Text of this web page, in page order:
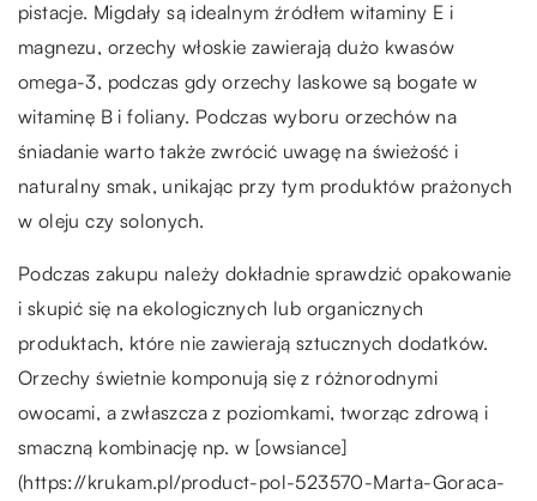
pistacje. Migdały są idealnym źródłem witaminy E i
magnezu, orzechy włoskie zawierają dużo kwasów
omega-3, podczas gdy orzechy laskowe są bogate w
witaminę B i foliany. Podczas wyboru orzechów na
śniadanie warto także zwrócić uwagę na świeżość i
naturalny smak, unikając przy tym produktów prażonych
w oleju czy solonych.
Podczas zakupu należy dokładnie sprawdzić opakowanie
i skupić się na ekologicznych lub organicznych
produktach, które nie zawierają sztucznych dodatków.
Orzechy świetnie komponują się z różnorodnymi
owocami, a zwłaszcza z poziomkami, tworząc zdrową i
smaczną kombinację np. w [owsiance]
(https://krukam.pl/product-pol-523570-Marta-Goraca-